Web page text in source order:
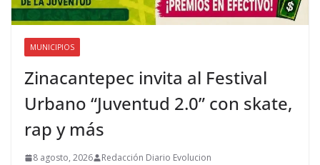
MUNICIPIOS
Zinacantepec invita al Festival
Urbano “Juventud 2.0” con skate,
rap y más
8 agosto, 2026 Redacción Diario Evolucion